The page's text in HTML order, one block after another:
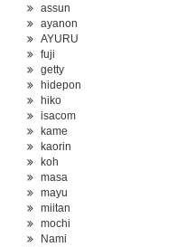
assun
ayanon
AYURU
fuji
getty
hidepon
hiko
isacom
kame
kaorin
koh
masa
mayu
miitan
mochi
Nami